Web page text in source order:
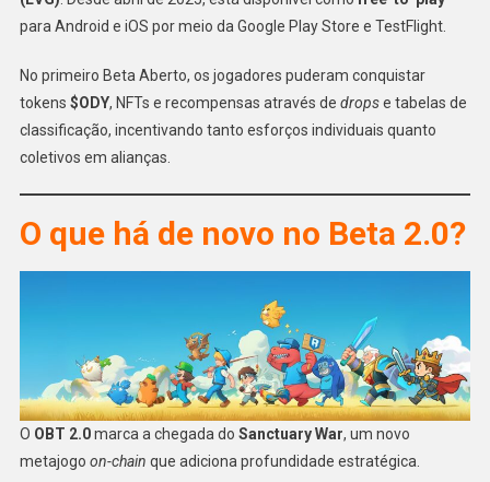
para Android e iOS por meio da Google Play Store e TestFlight.
No primeiro Beta Aberto, os jogadores puderam conquistar
tokens $ODY, NFTs e recompensas através de dropse tabelas de
classificação, incentivando tanto esforços individuais quanto
coletivos em alianças.
O que há de novo no Beta 2.0?
O OBT 2.0marca a chegada do Sanctuary War, um novo
metajogo on-chain que adiciona profundidade estratégica.